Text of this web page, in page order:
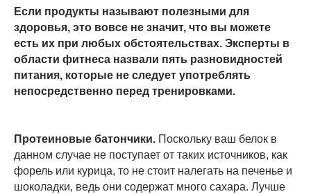
Если продукты называют полезными для
здоровья, это вовсе не значит, что вы можете
есть их при любых обстоятельствах. Эксперты в
области фитнеса назвали пять разновидностей
питания, которые не следует употреблять
непосредственно перед тренировками.
Протеиновые батончики. Поскольку ваш белок в
данном случае не поступает от таких источников, как
форель или курица, то не стоит налегать на печенье и
шоколадки, ведь они содержат много сахара. Лучше